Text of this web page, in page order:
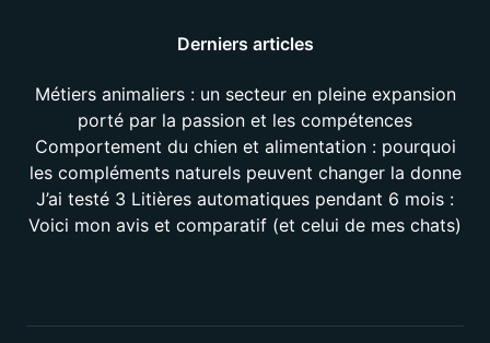
Derniers articles
Métiers animaliers : un secteur en pleine expansion
porté par la passion et les compétences
Comportement du chien et alimentation : pourquoi
les compléments naturels peuvent changer la donne
J’ai testé 3 Litières automatiques pendant 6 mois :
Voici mon avis et comparatif (et celui de mes chats)